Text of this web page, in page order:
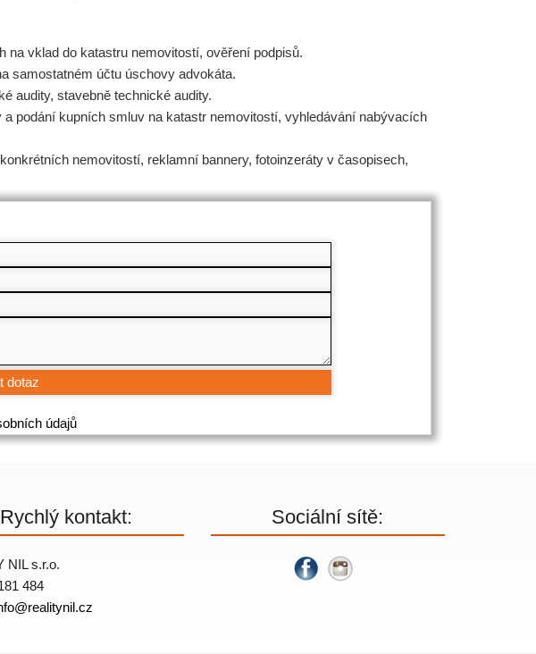
vklad do katastru nemovitostí, ověření podpisů.
samostatném účtu úschovy advokáta.
audity, stavebně technické audity.
podání kupních smluv na katastr nemovitostí, vyhledávání nabývacích
nemovitostí, reklamní bannery, fotoinzeráty v časopisech,
údajů
Rychlý kontakt:
NIL s.r.o.
484
realitynil.cz
Sociální sítě: